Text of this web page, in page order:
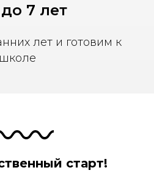
7 лет
лет и готовим к
школе
старт!